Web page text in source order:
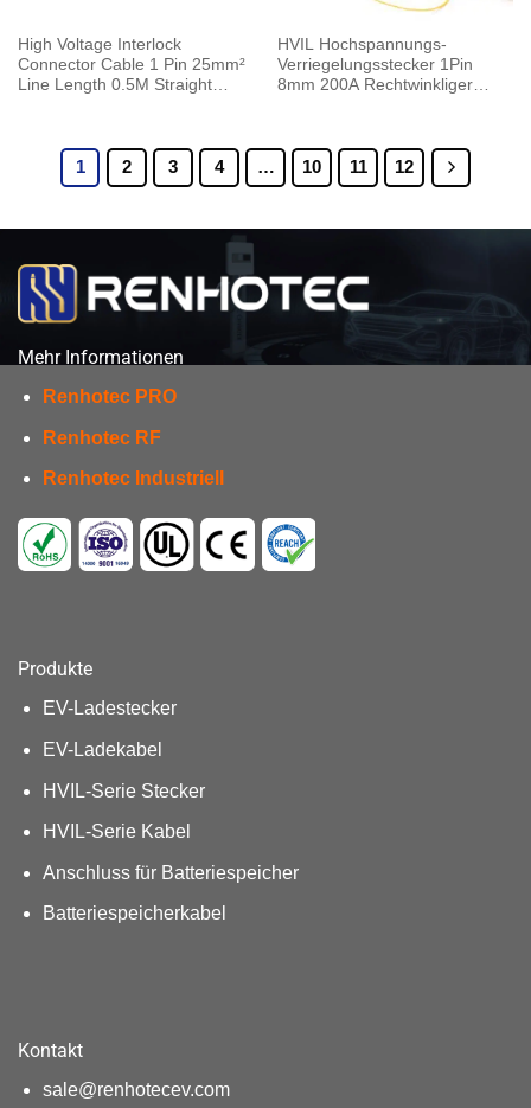
High Voltage Interlock
Connector Cable 1 Pin 25mm²
Line Length 0.5M Straight
HVIL Hochspannungs-
Verriegelungsstecker 1Pin
8mm 200A Rechtwinkliger
1 2 3 4 … 10 11 12
Mehr Informationen
Renhotec PRO
Renhotec RF
Renhotec Industriell
Produkte
EV-Ladestecker
EV-Ladekabel
HVIL-Serie Stecker
HVIL-Serie Kabel
Anschluss für Batteriespeicher
Batteriespeicherkabel
Kontakt
sale@renhotecev.com